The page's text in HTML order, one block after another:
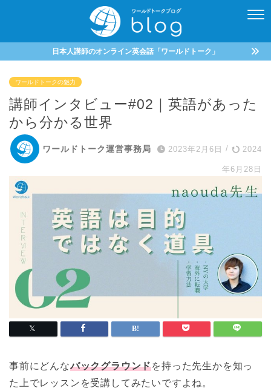
日本人講師のオンライン英会話「ワールドトーク」
ワールドトークの魅力
講師インタビュー#02｜英語があった
から分かる世界
ワールドトーク運営事務局 2023年2月6日 / 2024
年6月28日
事前にどんなバックグラウンドを持った先生かを知っ
た上でレッスンを受講してみたいですよね。